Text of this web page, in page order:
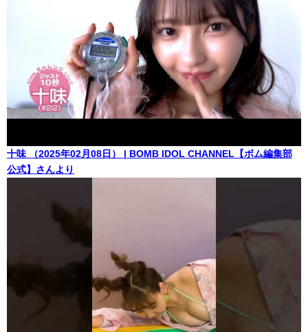
十味 （2025年02月08日） | BOMB IDOL CHANNEL【ボム編集部
公式】さんより